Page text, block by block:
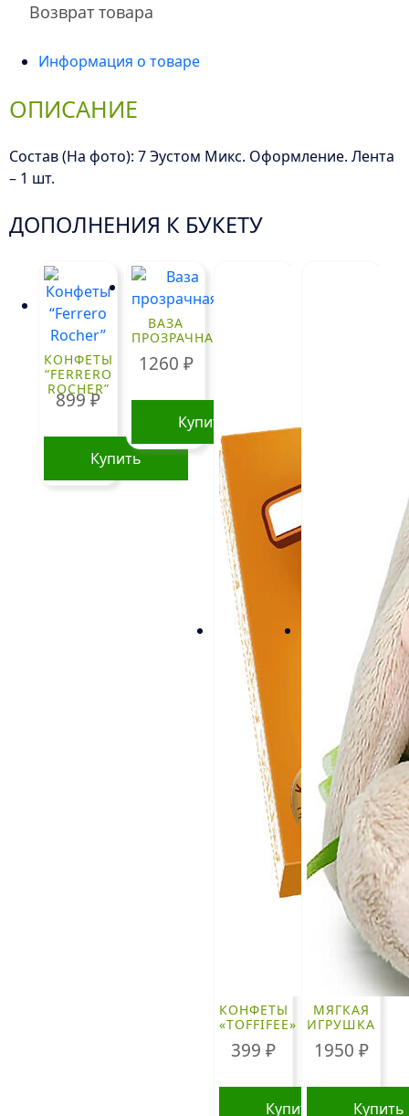
Возврат товара
Информация о товаре
ОПИСАНИЕ
Состав (На фото): 7 Эустом Микс. Оформление. Лента
– 1 шт.
ДОПОЛНЕНИЯ К БУКЕТУ
КОНФЕТЫ
“FERRERO
ROCHER”
899₽
Купить
ВАЗА
ПРОЗРАЧНАЯ
1260 ₽
Купить
КОНФЕТЫ
«TOFFIFEE»
399₽
Купить
МЯГКАЯ
ИГРУШКА
1950 ₽
Купить